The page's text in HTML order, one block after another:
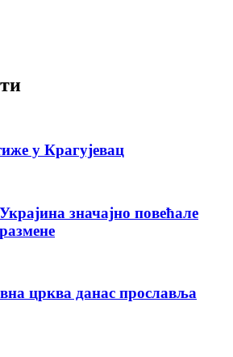
у Крагујевац
значајно повећале
црква данас прославља